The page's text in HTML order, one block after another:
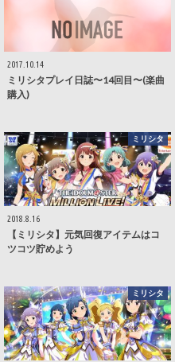
2017.10.14
ミリシタプレイ日誌〜14回目〜(楽曲
購入)
ミリシタ
2018.8.16
【ミリシタ】元気回復アイテムはコ
ツコツ貯めよう
ミリシタ